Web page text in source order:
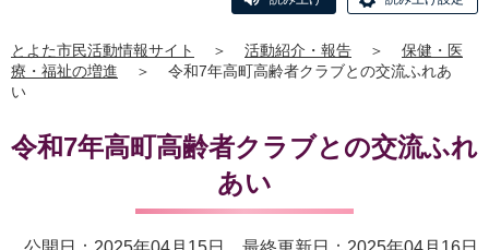
とよた市民活動情報サイト ＞ 活動紹介・報告 ＞
保健・医
療・福祉の増進
＞
令和7年高町高齢者クラブとの交流ふれあ
い
令和7年高町高齢者クラブとの交流ふれ
あい